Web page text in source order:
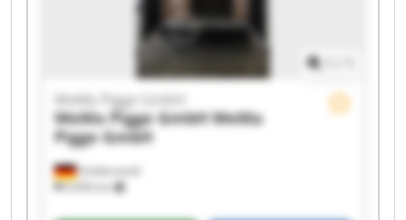
Goldenstedt
6,906 km
WeMa Pigge GmbH
WeMa Pigge GmbHWeMa
Pigge GmbH